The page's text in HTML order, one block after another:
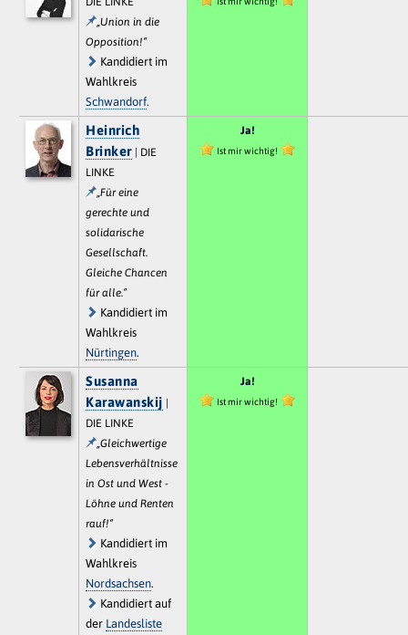
„Union in die
Opposition!“
Kandidiert im
Wahlkreis
Schwandorf.
Heinrich
Brinker| DIE
LINKE
„Für eine
gerechte und
solidarische
Gesellschaft.
Gleiche Chancen
für alle.“
Kandidiert im
Wahlkreis
Nürtingen.
Ja!
Ist mir wichtig!
Susanna
Karawanskij |
DIE LINKE
„Gleichwertige
Lebensverhältnisse
in Ost und West -
Löhne und Renten
rauf!“
Kandidiert im
Wahlkreis
Nordsachsen.
Kandidiert auf
der Landesliste
Ja!
Ist mir wichtig!